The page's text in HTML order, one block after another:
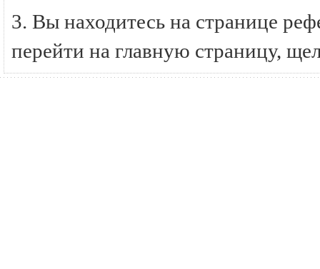
3. Вы находитесь на странице
перейти на главную страницу,